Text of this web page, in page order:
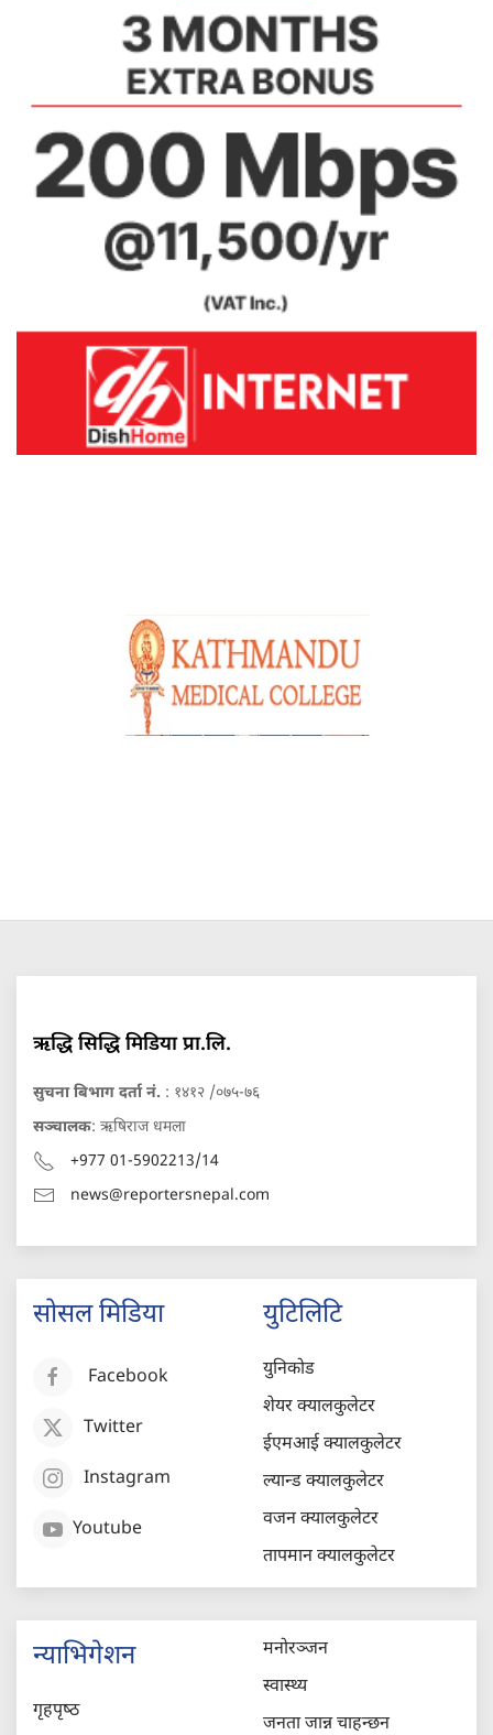
ऋद्धि सिद्धि मिडिया प्रा.लि.
सुचना बिभाग दर्ता नं. : १४१२ /०७५-७६
सञ्चालक: ऋषिराज धमला
+977 01-5902213/14
news@reportersnepal.com
सोसल मिडिया
Facebook
Twitter
Instagram
Youtube
युटिलिटि
युनिकोड
शेयर क्यालकुलेटर
ईएमआई क्यालकुलेटर
ल्यान्ड क्यालकुलेटर
वजन क्यालकुलेटर
तापमान क्यालकुलेटर
न्याभिगेशन
गृहपृष्‍ठ
मनोरञ्जन
स्वास्थ्य
जनता जान्न चाहन्छन